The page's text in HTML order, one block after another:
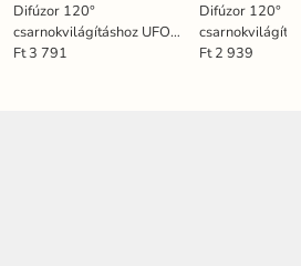
Difúzor 120°
csarnokvilágításhoz UFO
LU4 / 150W - CU42/120
Ft 3 791
Difúzor 120°
LU4 / 100W -
Ft 2 939